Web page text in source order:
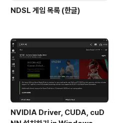
NDSL 게임 목록 (한글)
NVIDIA Driver, CUDA, cuD